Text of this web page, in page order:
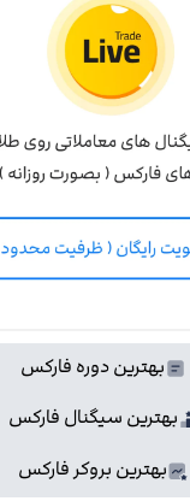
بهترین دوره فارکس
بهترین سیگنال فارکس
بهترین بروکر فارکس